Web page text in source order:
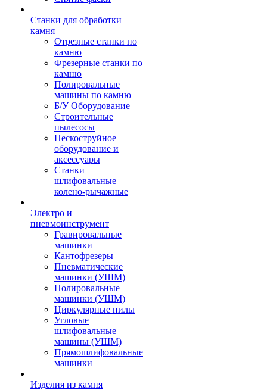
Станки для обработки
камня
Отрезные станки по
камню
Фрезерные станки по
камню
Полировальные
машины по камню
Б/У Оборудование
Строительные
пылесосы
Пескоструйное
оборудование и
аксессуары
Станки
шлифовальные
колено-рычажные
Электро и
пневмоинструмент
Гравировальные
машинки
Кантофрезеры
Пневматические
машинки (УШМ)
Полировальные
машинки (УШМ)
Циркулярные пилы
Угловые
шлифовальные
машины (УШМ)
Прямошлифовальные
машинки
Изделия из камня